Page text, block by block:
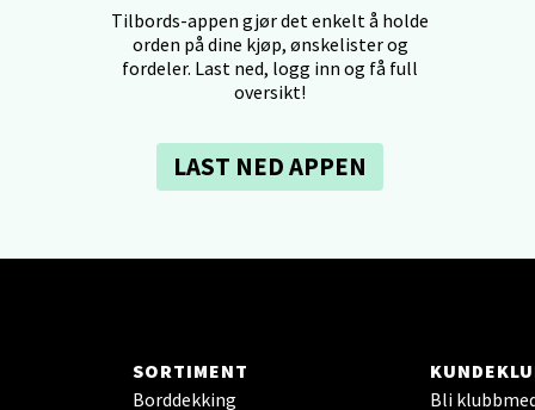
Tilbords-appen gjør det enkelt å holde
orden på dine kjøp, ønskelister og
fordeler. Last ned, logg inn og få full
oversikt!
LAST NED APPEN
SORTIMENT
Borddekking
Bli
Senter Ski
Jernbanesvingen 6, 1400 Ski